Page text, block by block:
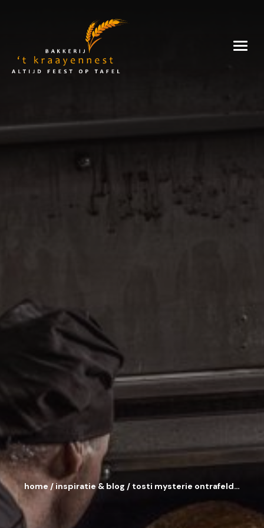
Kraayennest
home / inspiratie & blog / tosti mysterie ontrafeld…